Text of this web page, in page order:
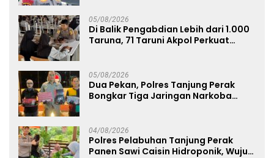
05/08/2026
Di Balik Pengabdian Lebih dari 1.000
Taruna, 71 Taruni Akpol Perkuat
05/08/2026
Dua Pekan, Polres Tanjung Perak
Bongkar Tiga Jaringan Narkoba
04/08/2026
Polres Pelabuhan Tanjung Perak
Panen Sawi Caisin Hidroponik, Wujud